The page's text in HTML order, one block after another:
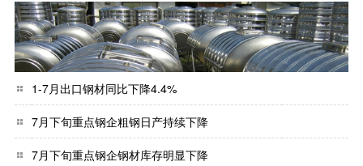
1-7月出口钢材同比下降4.4%
7月下旬重点钢企粗钢日产持续下降
7月下旬重点钢企钢材库存明显下降